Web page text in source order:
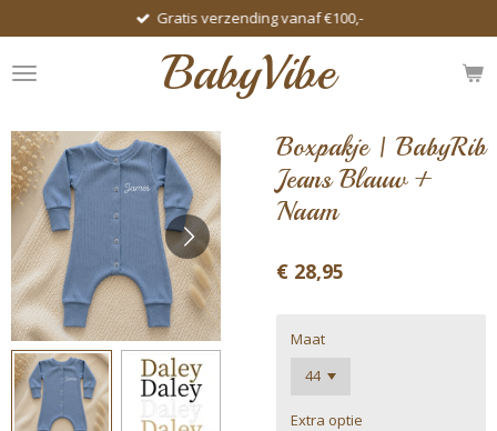
direct
naar
de
BabyVibe
Gratis verzending vanaf €100,-
Boxpakje | BabyRib
Jeans Blauw +
Naam
€ 28,95
Maat
Extra optie